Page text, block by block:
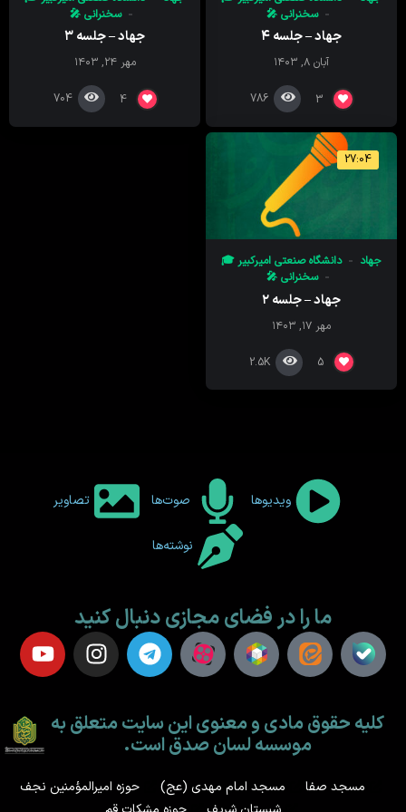
سخنرانی 🎤
جهاد – جلسه ۴
آبان ۸, ۱۴۰۳
3
786
سخنرانی 🎤
جهاد – جلسه ۳
مهر ۲۴, ۱۴۰۳
4
704
27:04
جهاد
دانشگاه صنعتی امیرکبیر 🎓
سخنرانی 🎤
جهاد – جلسه ۲
مهر ۱۷, ۱۴۰۳
5
2.5K
ویدیوها صوت‌ها تصاویر
نوشته‌ها
ما را در فضای مجازی دنبال کنید
کلیه حقوق مادی و معنوی این سایت متعلق به
موسسه لسان صدق است.
مسجد صفا مسجد امام مهدی (عج)
حوزه امیرالمؤمنین نجف